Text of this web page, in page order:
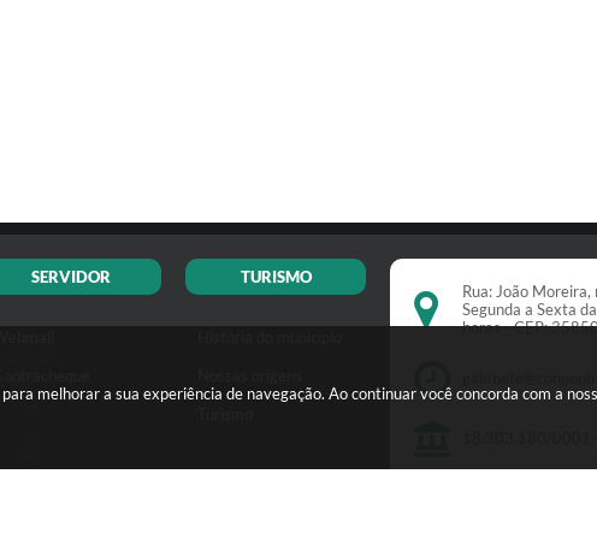
melhorar a sua experiência de navegação. Ao continuar você concorda com a
SERVIDOR TURISMO
Rua: João
Segunda a Sexta
horas - CEP: